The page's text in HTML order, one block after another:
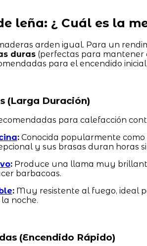
leña: ¿ Cuál es la
arden igual. Para un
duras(perfectas para mantener
para el encendido
(Larga Duración)
para calefacción
:Conocida popularmente como
y sus brasas duran horas
:Produce una llama muy
barbacoas.
:Muy resistente al fuego, ideal
noche.
(Encendido Rápido)